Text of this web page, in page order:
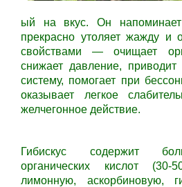
ый на вкус. Он
прекрасно утоляет жажду и
свойствами — очищает
снижает давление,
систему, помогает при
оказывает легкое
желчегонное действие.
Гибискус содержит
органических кислот
лимонную, аскорбиновую,